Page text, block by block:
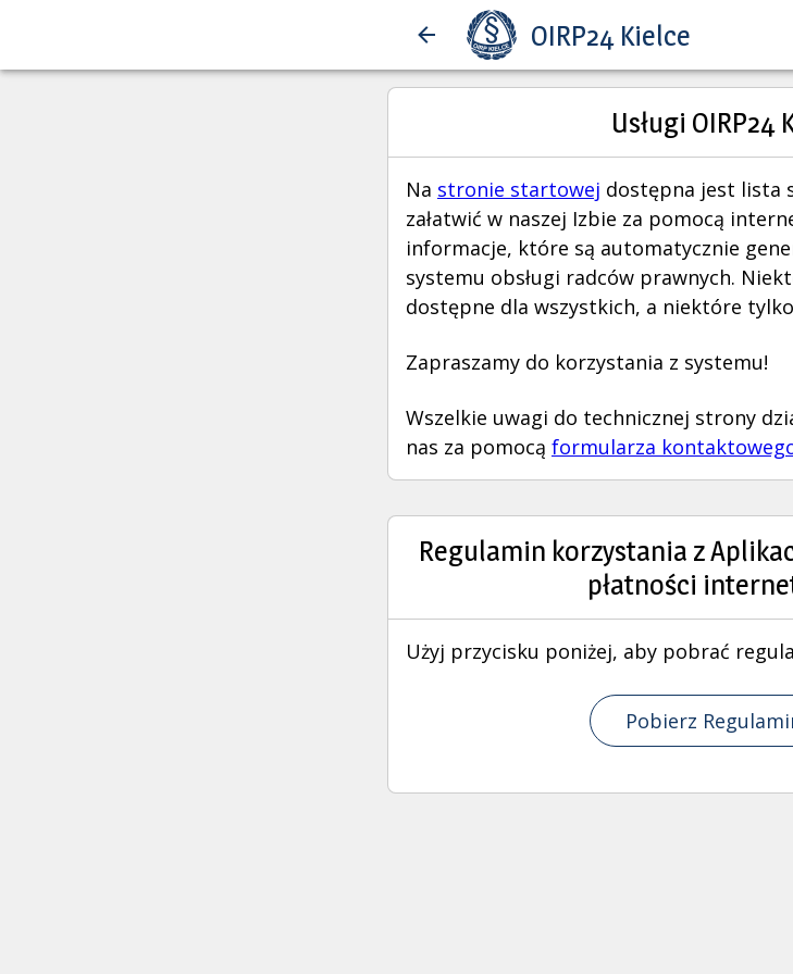
OIRP24 Kielce
Usługi OIRP24
Na stronie startowej dostępna jest lista
załatwić w naszej Izbie za pomocą
informacje, które są automatycznie
systemu obsługi radców prawnych.
dostępne dla wszystkich, a niektóre
Zapraszamy do korzystania z systemu!
Wszelkie uwagi do technicznej strony
nas za pomocą formularza
Regulamin korzystania z
płatności
Użyj przycisku poniżej, aby pobrać
Pobierz